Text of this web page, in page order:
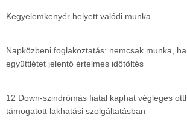
Kegyelemkenyér helyett valódi munka
Napközbeni foglakoztatás: nemcsak munka,
együttlétet jelentő értelmes időtöltés
12 Down-szindrómás fiatal kaphat végleges
támogatott lakhatási szolgáltatásban